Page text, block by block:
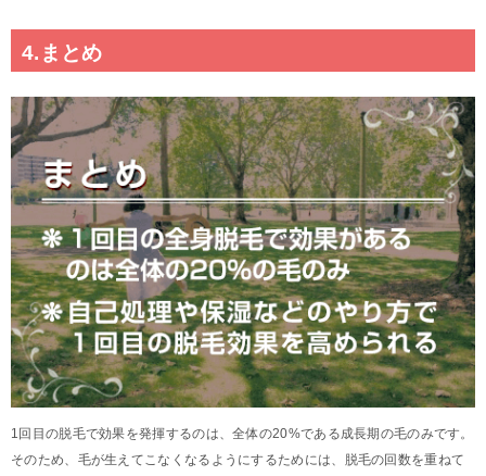
4.まとめ
1回目の脱毛で効果を発揮するのは、全体の20%である成長期の毛のみです。
そのため、毛が生えてこなくなるようにするためには、脱毛の回数を重ねて